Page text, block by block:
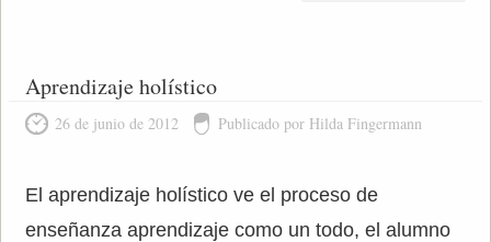
Aprendizaje holístico
26 de junio de 2012 Publicado por Hilda Fingermann
El aprendizaje holístico ve el proceso de
enseñanza aprendizaje como un todo, el alumno